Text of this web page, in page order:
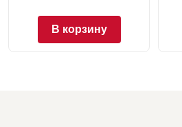
В корзину